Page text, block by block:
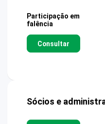
Participação em
falência
Consultar
Sócios e